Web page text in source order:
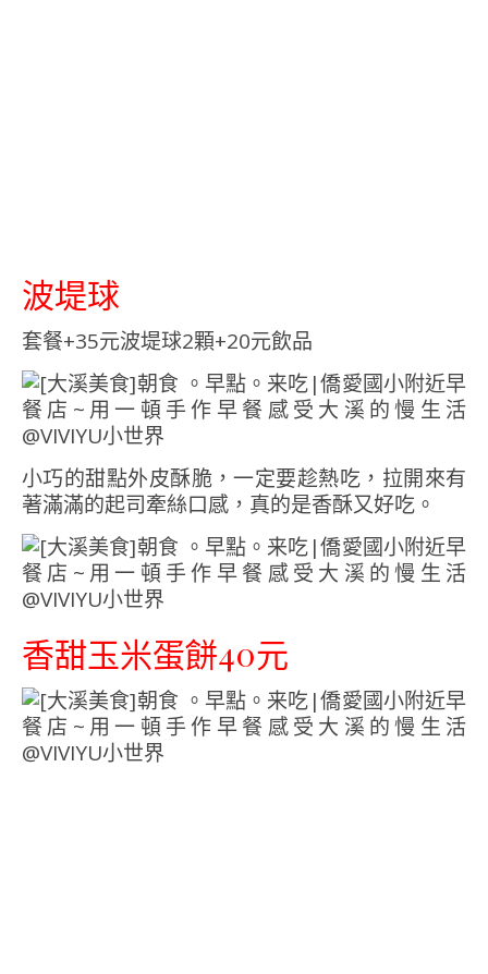
波堤球
套餐+35元波堤球2顆+20元飲品
小巧的甜點外皮酥脆，一定要趁熱吃，拉開來有
著滿滿的起司牽絲口感，真的是香酥又好吃。
香甜玉米蛋餅40元